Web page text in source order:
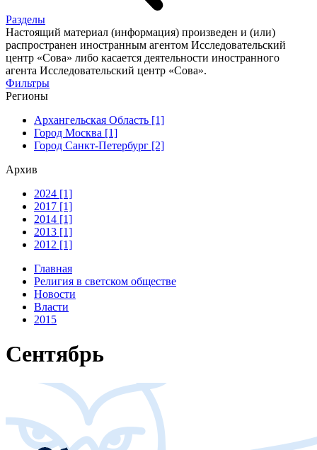
Разделы
Настоящий материал (информация) произведен и (или)
распространен иностранным агентом Исследовательский
центр «Сова» либо касается деятельности иностранного
агента Исследовательский центр «Сова».
Фильтры
Регионы
Архангельская Область [1]
Город Москва [1]
Город Санкт-Петербург [2]
Архив
2024 [1]
2017 [1]
2014 [1]
2013 [1]
2012 [1]
Главная
Религия в светском обществе
Новости
Власти
2015
Сентябрь